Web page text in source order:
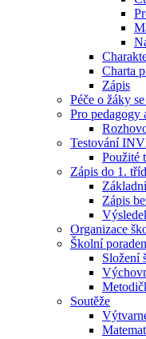
Charta
Zápis
Péče o žáky
Pro pedagogy
Testování
Použité
Zápis do 1.
Zápis
Organizace
Školní
Složení
Soutěže